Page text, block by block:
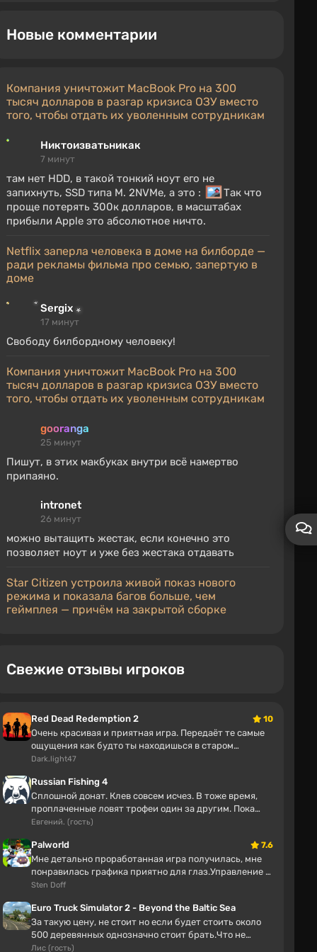
Новые комментарии
Компания уничтожит MacBook Pro на 300
тысяч долларов в разгар кризиса ОЗУ вместо
того, чтобы отдать их уволенным сотрудникам
Никтоизватьникак
7 минут
там нет HDD, в такой тонкий ноут его не
запихнуть, SSD типа M. 2NVMe, а это :
Так что
проще потерять 300к долларов, в масштабах
прибыли Apple это абсолютное ничто.
Netflix заперла человека в доме на билборде —
ради рекламы фильма про семью, запертую в
доме
Sergix
17 минут
Свободу билбордному человеку!
Компания уничтожит MacBook Pro на 300
тысяч долларов в разгар кризиса ОЗУ вместо
того, чтобы отдать их уволенным сотрудникам
gooranga
25 минут
Пишут, в этих макбуках внутри всё намертво
припаяно.
intronet
26 минут
можно вытащить жестак, если конечно это
позволяет ноут и уже без жестака отдавать
Star Citizen устроила живой показ нового
режима и показала багов больше, чем
геймплея — причём на закрытой сборке
То-то я думаю, почему игроки продолжают
Компания уничтожит MacBook Pro на 300
тысяч долларов в разгар кризиса ОЗУ вместо
того, чтобы отдать их уволенным сотрудникам
Reichsführer
40 минут
а вы не завидуйте
«Машины, которые не были игровыми, станут
игровыми» — прогноз главы Take-Two на
ближайшие три года
Никтоизватьникак
41 минута
Что уж про РФ говорить, где платёжеспособность
Свежие отзывы игроков
Red Dead Redemption 2 10
Очень красивая и приятная игра. Передаёт те самые
ощущения как будто ты находишься в старом
верстерне. А в онлайне можно довольно ...
Dark.light47
Russian Fishing 4
Сплошной донат. Клев совсем исчез. В тоже время,
проплаченные ловят трофеи один за другим. Пока
накопишь на снасти, нервы измотаеш...
Евгений. (гость)
Palworld 7.6
Мне детально проработанная игра получилась, мне
понравилась графика приятно для глаз.Управление и
музыка хорошая Сколько наиграли:...
Sten Doff
Euro Truck Simulator 2 - Beyond the Baltic Sea
За такую цену, не стоит но если будет стоить около
500 деревянных однозначно стоит брать.Что не
понравилось: Цена, наполнение.Что ...
Лис (гость)